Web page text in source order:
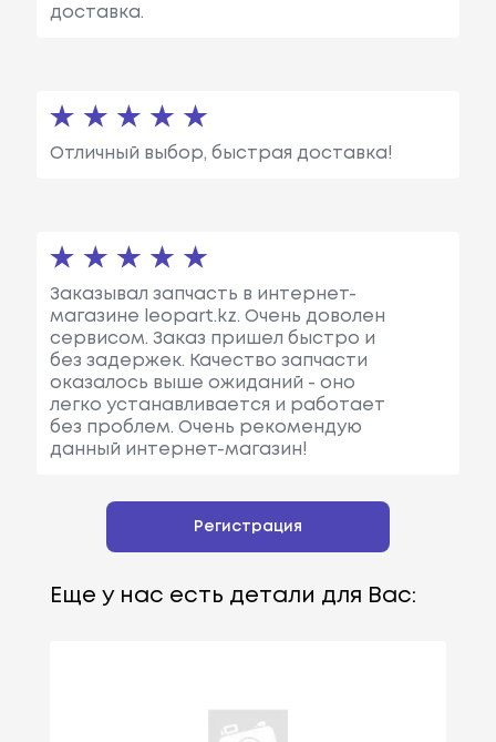
доставка.
Отличный выбор, быстрая доставка!
Заказывал запчасть в интернет-
магазине leopart.kz. Очень доволен
сервисом. Заказ пришел быстро и
без задержек. Качество запчасти
оказалось выше ожиданий - оно
легко устанавливается и работает
без проблем. Очень рекомендую
данный интернет-магазин!
Регистрация
Еще у нас есть детали для Вас: